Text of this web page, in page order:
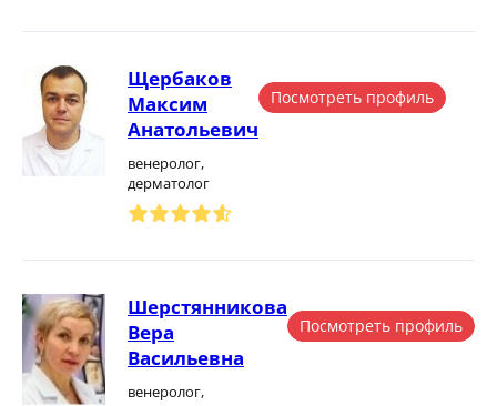
Щербаков
Максим
Анатольевич
венеролог,
дерматолог
Посмотреть профиль
Шерстянникова
Вера
Васильевна
венеролог,
Посмотреть профиль